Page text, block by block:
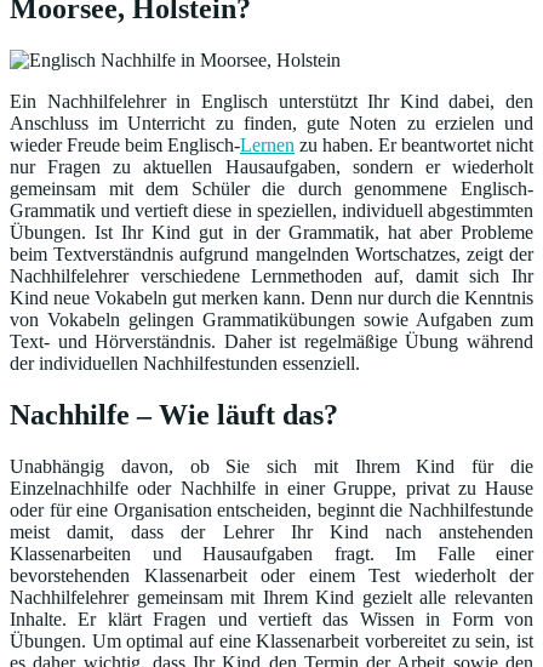
Moorsee, Holstein?
Ein Nachhilfelehrer in Englisch unterstützt Ihr Kind dabei, den
Anschluss im Unterricht zu finden, gute Noten zu erzielen und
wieder Freude beim Englisch-Lernen zu haben. Er beantwortet nicht
nur Fragen zu aktuellen Hausaufgaben, sondern er wiederholt
gemeinsam mit dem Schüler die durch genommene Englisch-
Grammatik und vertieft diese in speziellen, individuell abgestimmten
Übungen. Ist Ihr Kind gut in der Grammatik, hat aber Probleme
beim Textverständnis aufgrund mangelnden Wortschatzes, zeigt der
Nachhilfelehrer verschiedene Lernmethoden auf, damit sich Ihr
Kind neue Vokabeln gut merken kann. Denn nur durch die Kenntnis
von Vokabeln gelingen Grammatikübungen sowie Aufgaben zum
Text- und Hörverständnis. Daher ist regelmäßige Übung während
der individuellen Nachhilfestunden essenziell.
Nachhilfe – Wie läuft das?
Unabhängig davon, ob Sie sich mit Ihrem Kind für die
Einzelnachhilfe oder Nachhilfe in einer Gruppe, privat zu Hause
oder für eine Organisation entscheiden, beginnt die Nachhilfestunde
meist damit, dass der Lehrer Ihr Kind nach anstehenden
Klassenarbeiten und Hausaufgaben fragt. Im Falle einer
bevorstehenden Klassenarbeit oder einem Test wiederholt der
Nachhilfelehrer gemeinsam mit Ihrem Kind gezielt alle relevanten
Inhalte. Er klärt Fragen und vertieft das Wissen in Form von
Übungen. Um optimal auf eine Klassenarbeit vorbereitet zu sein, ist
es daher wichtig, dass Ihr Kind den Termin der Arbeit sowie den